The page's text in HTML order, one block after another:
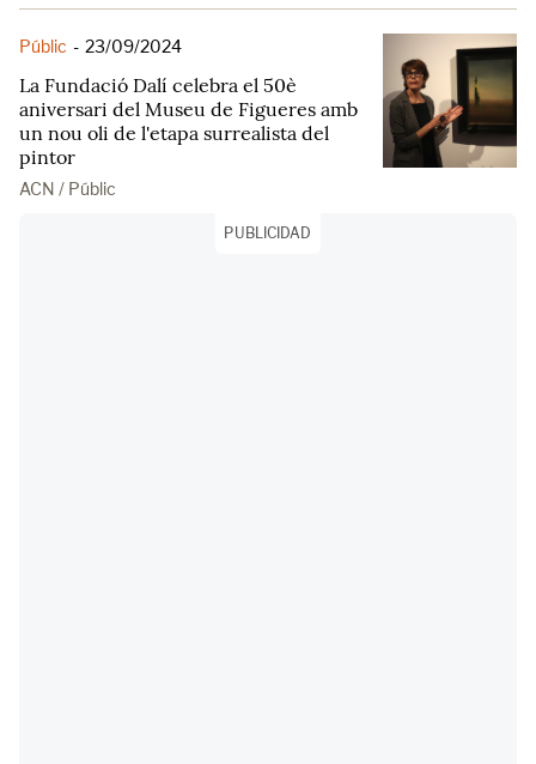
Públic - 23/09/2024
La Fundació Dalí celebra el 50è
aniversari del Museu de Figueres amb
un nou oli de l'etapa surrealista del
pintor
ACN / Públic
PUBLICIDAD